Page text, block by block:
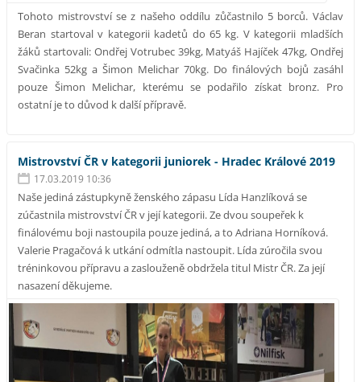
Tohoto mistrovství se z našeho oddílu zůčastnilo 5 borců. Václav
Beran startoval v kategorii kadetů do 65 kg. V kategorii mladších
žáků startovali: Ondřej Votrubec 39kg, Matyáš Hajíček 47kg, Ondřej
Svačinka 52kg a Šimon Melichar 70kg. Do finálových bojů zasáhl
pouze Šimon Melichar, kterému se podařilo získat bronz. Pro
ostatní je to důvod k další přípravě.
Mistrovství ČR v kategorii juniorek - Hradec Králové 2019
17.03.2019 10:36
Naše jediná zástupkyně ženského zápasu Lída Hanzlíková se
zúčastnila mistrovství ČR v její kategorii. Ze dvou soupeřek k
finálovému boji nastoupila pouze jediná, a to Adriana Horníková.
Valerie Pragačová k utkání odmítla nastoupit. Lída zúročila svou
tréninkovou přípravu a zaslouženě obdržela titul Mistr ČR. Za její
nasazení děkujeme.